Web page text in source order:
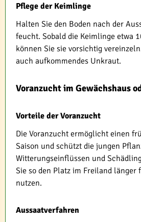
Pflege der Keimlinge
Halten Sie den Boden nach der
feucht. Sobald die Keimlinge etwa
können Sie sie vorsichtig
auch aufkommendes Unkraut.
Voranzucht im Gewächshaus
Vorteile der Voranzucht
Die Voranzucht ermöglicht einen
Saison und schützt die jungen
Witterungseinflüssen und
Sie so den Platz im Freiland länger
nutzen.
Aussaatverfahren